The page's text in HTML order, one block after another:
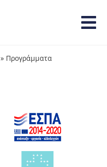
» Προγράμματα